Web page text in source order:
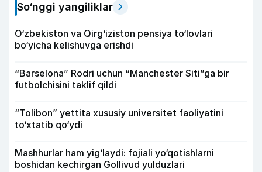
So‘nggi yangiliklar
O‘zbekiston va Qirg‘iziston pensiya to‘lovlari
bo‘yicha kelishuvga erishdi
“Barselona” Rodri uchun “Manchester Siti”ga bir
futbolchisini taklif qildi
“Tolibon” yettita xususiy universitet faoliyatini
to‘xtatib qo‘ydi
Mashhurlar ham yig‘laydi: fojiali yo‘qotishlarni
boshidan kechirgan Gollivud yulduzlari